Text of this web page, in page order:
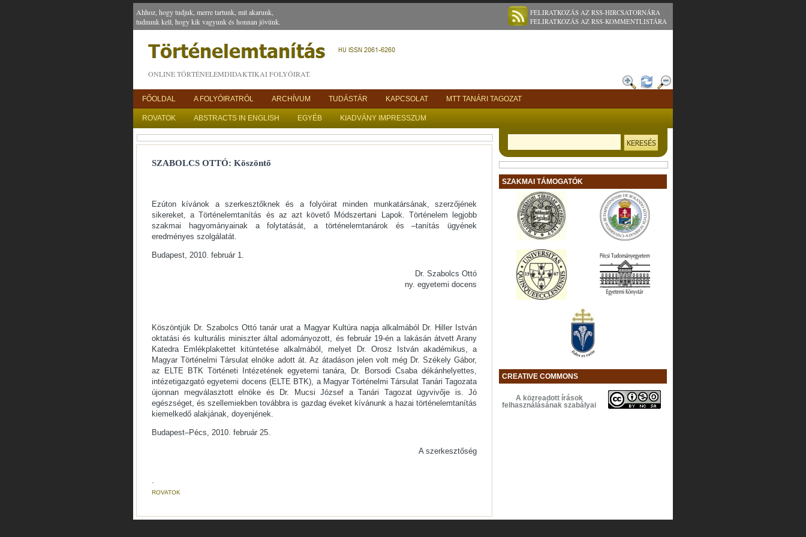
Ahhoz, hogy tudjuk, merre tartunk, mit akarunk,
tudnunk kell, hogy kik vagyunk és honnan jövünk.
FELIRATKOZÁS AZ RSS-HIRCSATORNÁRA
FELIRATKOZÁS AZ RSS-KOMMENTLISTÁRA
ONLINE TÖRTÉNELEMDIDAKTIKAI FOLYÓIRAT.
FŐOLDAL A FOLYÓIRATRÓL ARCHÍVUM TUDÁSTÁR KAPCSOLAT MTT TANÁRI TAGOZAT
ROVATOK ABSTRACTS IN ENGLISH EGYÉB KIADVÁNY IMPRESSZUM
SZABOLCS OTTÓ: Köszöntő
Ezúton kívánok a szerkesztőknek és a folyóirat minden munkatársának, szerzőjének
sikereket, a Történelemtanítás és az azt követő Módszertani Lapok. Történelem legjobb
szakmai hagyományainak a folytatását, a történelemtanárok és –tanítás ügyének
eredményes szolgálatát.
Budapest, 2010. február 1.
Dr. Szabolcs Ottó
ny. egyetemi docens
Köszöntjük Dr. Szabolcs Ottó tanár urat a Magyar Kultúra napja alkalmából Dr. Hiller István
oktatási és kulturális miniszter által adományozott, és február 19-én a lakásán átvett Arany
Katedra Emlékplakettet kitüntetése alkalmából, melyet Dr. Orosz István akadémikus, a
Magyar Történelmi Társulat elnöke adott át. Az átadáson jelen volt még Dr. Székely Gábor,
az ELTE BTK Történeti Intézetének egyetemi tanára, Dr. Borsodi Csaba dékánhelyettes,
intézetigazgató egyetemi docens (ELTE BTK), a Magyar Történelmi Társulat Tanári Tagozata
újonnan megválasztott elnöke és Dr. Mucsi József a Tanári Tagozat ügyvivője is. Jó
egészséget, és szellemiekben továbbra is gazdag éveket kívánunk a hazai történelemtanítás
kiemelkedő alakjának, doyenjének.
Budapest–Pécs, 2010. február 25.
A szerkesztőség
.
ROVATOK
SZAKMAI TÁMOGATÓK
CREATIVE COMMONS
A közreadott írások
felhasználásának szabályai